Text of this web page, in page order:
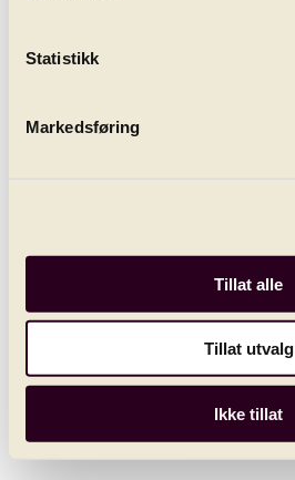
Statistikk
Markedsføring
Tillat alle
Tillat utvalg
Ikke tillat
Alle konserter
Hellstenius: Still Panic
Opptak fra 14. april 2016